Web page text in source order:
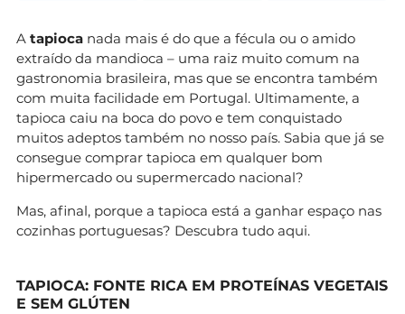
A tapioca nada mais é do que a fécula ou o amido
extraído da mandioca – uma raiz muito comum na
gastronomia brasileira, mas que se encontra também
com muita facilidade em Portugal. Ultimamente, a
tapioca caiu na boca do povo e tem conquistado
muitos adeptos também no nosso país. Sabia que já se
consegue comprar tapioca em qualquer bom
hipermercado ou supermercado nacional?
Mas, afinal, porque a tapioca está a ganhar espaço nas
cozinhas portuguesas? Descubra tudo aqui.
TAPIOCA: FONTE RICA EM PROTEÍNAS VEGETAIS
E SEM GLÚTEN